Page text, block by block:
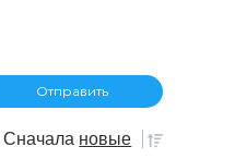
Сначала новые